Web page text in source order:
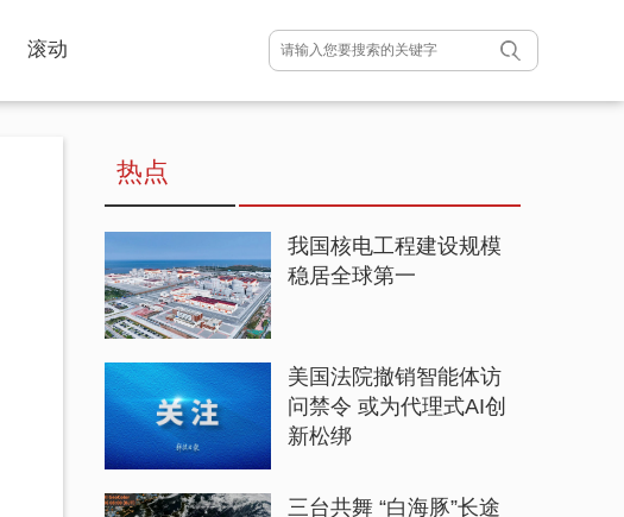
滚动
热点
我国核电工程建设规模
稳居全球第一
美国法院撤销智能体访
问禁令 或为代理式AI创
新松绑
三台共舞 “白海豚”长途